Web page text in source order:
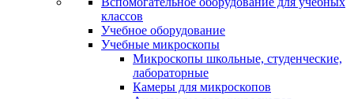
классов
Учебное оборудование
Учебные микроскопы
Микроскопы школьные, студенческие,
лабораторные
Камеры для микроскопов